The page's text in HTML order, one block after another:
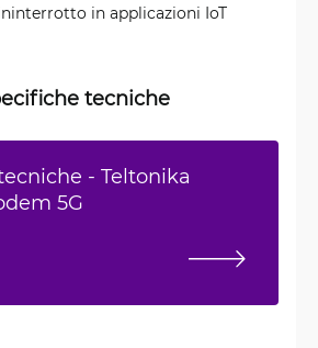
in applicazioni IoT
tecniche
- Teltonika
5G